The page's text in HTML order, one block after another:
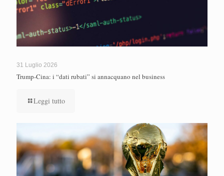
31 Luglio 2026
Trump-Cina: i “dati rubati” si annacquano nel business
Leggi tutto